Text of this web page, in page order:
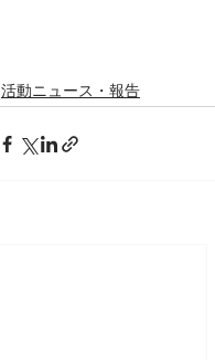
活動ニュース・報告